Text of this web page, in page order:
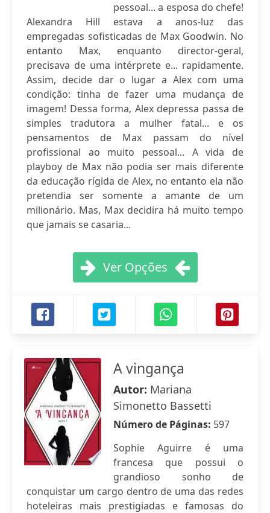
pessoal... a esposa do chefe!
Alexandra Hill estava a anos-luz das
empregadas sofisticadas de Max Goodwin. No
entanto Max, enquanto director-geral,
precisava de uma intérprete e... rapidamente.
Assim, decide dar o lugar a Alex com uma
condição: tinha de fazer uma mudança de
imagem! Dessa forma, Alex depressa passa de
simples tradutora a mulher fatal... e os
pensamentos de Max passam do nível
profissional ao muito pessoal... A vida de
playboy de Max não podia ser mais diferente
da educação rígida de Alex, no entanto ela não
pretendia ser somente a amante de um
milionário. Mas, Max decidira há muito tempo
que jamais se casaria...
Ver Opções
A vingança
Autor: Mariana
Simonetto Bassetti
Número de Páginas: 597
Sophie Aguirre é uma
francesa que possui o
grandioso sonho de
conquistar um cargo dentro de uma das redes
hoteleiras mais prestigiadas e famosas do